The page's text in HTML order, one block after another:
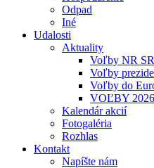
Odpad
Iné
Udalosti
Aktuality
Voľby NR
Voľby
Voľby do
VOĽBY 2026
Kalendár akcií
Fotogaléria
Rozhlas
Kontakt
Napíšte nám